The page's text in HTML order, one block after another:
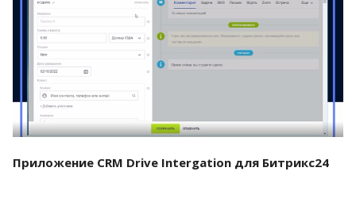
Смотреть проект
Приложение CRM Drive Intergation для Битрикс24